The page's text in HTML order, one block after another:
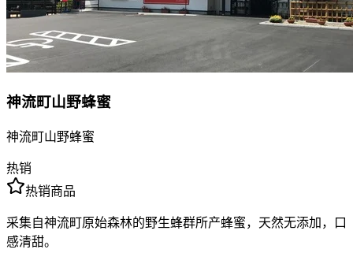
神流町山野蜂蜜
神流町山野蜂蜜
热销
热销商品
采集自神流町原始森林的野生蜂群所产蜂蜜，天然无添加，口
感清甜。